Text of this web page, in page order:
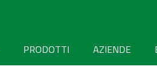
PRODOTTI AZIENDE